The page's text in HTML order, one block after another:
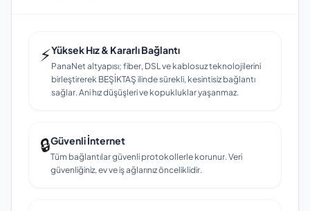
⚡Yüksek Hız & Kararlı Bağlantı
PanaNet altyapısı; fiber, DSL ve kablosuz teknolojilerini
birleştirerek BEŞİKTAŞ ilinde sürekli, kesintisiz bağlantı
sağlar. Ani hız düşüşleri ve kopukluklar yaşanmaz.
🔒Güvenli İnternet
Tüm bağlantılar güvenli protokollerle korunur. Veri
güvenliğiniz, ev ve iş ağlarınız önceliklidir.